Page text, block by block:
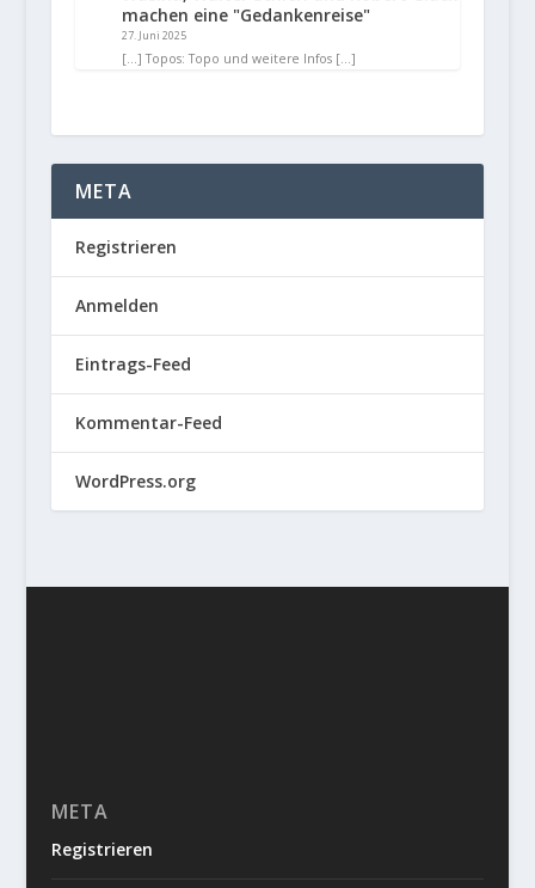
machen eine "Gedankenreise"
27. Juni 2025
[…] Topos: Topo und weitere Infos […]
META
Registrieren
Anmelden
Eintrags-Feed
Kommentar-Feed
WordPress.org
META
Registrieren